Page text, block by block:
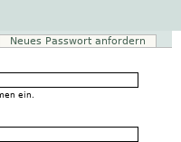
Reiter)
Neues Passwort anfordern
ein.